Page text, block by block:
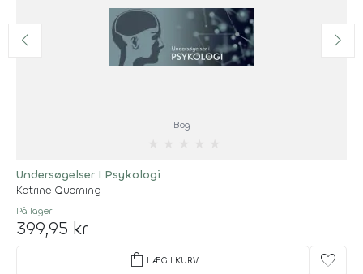
Bog
Undersøgelser I Psykologi
Katrine Quorning
På lager
399,95 kr
shopping_bag LÆG I KURV favorite